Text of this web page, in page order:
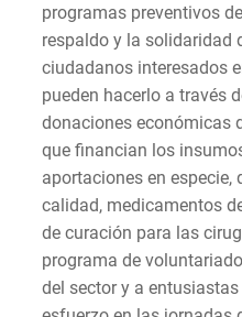
programas preventivos
respaldo y la solidaridad
ciudadanos interesados
pueden hacerlo a través
donaciones económicas
que financian los
aportaciones en
calidad, medicamentos
de curación para las
programa de
del sector y a